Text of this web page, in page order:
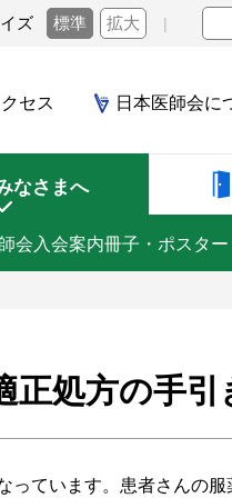
ズ 標準 拡大
セス 日本医師会に
なさまへ
会入会案内冊子・ポスター
正処方の手引
っています。患者さんの